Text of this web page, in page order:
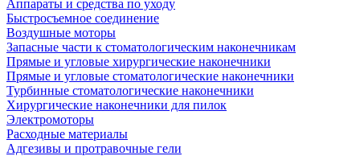
Аппараты и средства по уходу
Быстросъемное соединение
Воздушные моторы
Запасные части к стоматологическим наконечникам
Прямые и угловые хирургические наконечники
Прямые и угловые стоматологические наконечники
Турбинные стоматологические наконечники
Хирургические наконечники для пилок
Электромоторы
Расходные материалы
Адгезивы и протравочные гели